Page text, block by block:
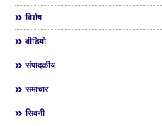
विशेष
वीडियो
संपादकीय
समाचार
सिवनी